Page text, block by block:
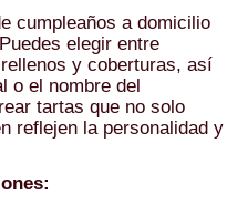
cumpleaños a domicilio
elegir entre
y coberturas, así
o el nombre del
tartas que no solo
reflejen la personalidad y